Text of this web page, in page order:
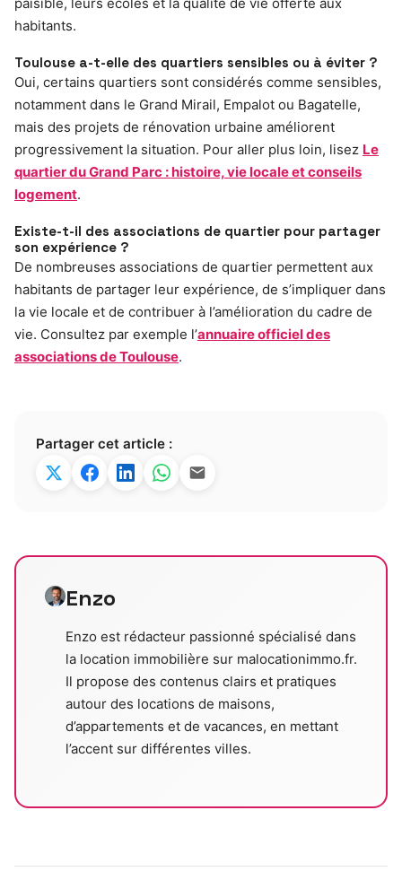
paisible, leurs écoles et la qualité de vie offerte aux
habitants.
Toulouse a-t-elle des quartiers sensibles ou à éviter ?
Oui, certains quartiers sont considérés comme sensibles,
notamment dans le Grand Mirail, Empalot ou Bagatelle,
mais des projets de rénovation urbaine améliorent
progressivement la situation. Pour aller plus loin, lisez Le
quartier du Grand Parc : histoire, vie locale et conseils
logement.
Existe-t-il des associations de quartier pour partager
son expérience ?
De nombreuses associations de quartier permettent aux
habitants de partager leur expérience, de s’impliquer dans
la vie locale et de contribuer à l’amélioration du cadre de
vie. Consultez par exemple l’annuaire officiel des
associations de Toulouse.
Partager cet article :
Enzo
Enzo est rédacteur passionné spécialisé dans
la location immobilière sur malocationimmo.fr.
Il propose des contenus clairs et pratiques
autour des locations de maisons,
d’appartements et de vacances, en mettant
l’accent sur différentes villes.